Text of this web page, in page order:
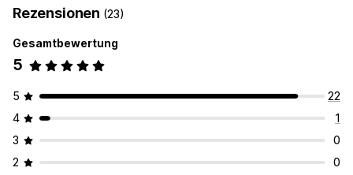
Rezensionen (23)
Gesamtbewertung
5
5
22
4
1
3
0
2
0